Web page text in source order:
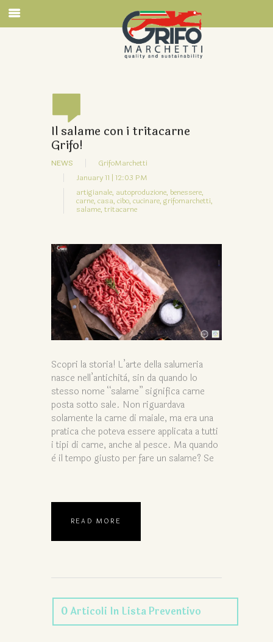
Il salame con i tritacarne
Grifo!
NEWS
GrifoMarchetti
January 11 | 12:03 PM
artigianale, autoproduzione, benessere,
carne, casa, cibo, cucinare, grifomarchetti,
salame, tritacarne
Scopri la storia! L’arte della salumeria
nasce nell’antichità, sin da quando lo
stesso nome “salame” significa carne
posta sotto sale. Non riguardava
solamente la carne di maiale, ma era una
pratica che poteva essere applicata a tutti
i tipi di carne, anche al pesce. Ma quando
è il tempo giusto per fare un salame? Se
READ MORE
0Articoli In Lista Preventivo